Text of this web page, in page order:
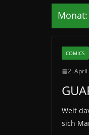
Monat:
COMICS
2. April
Weit
sich